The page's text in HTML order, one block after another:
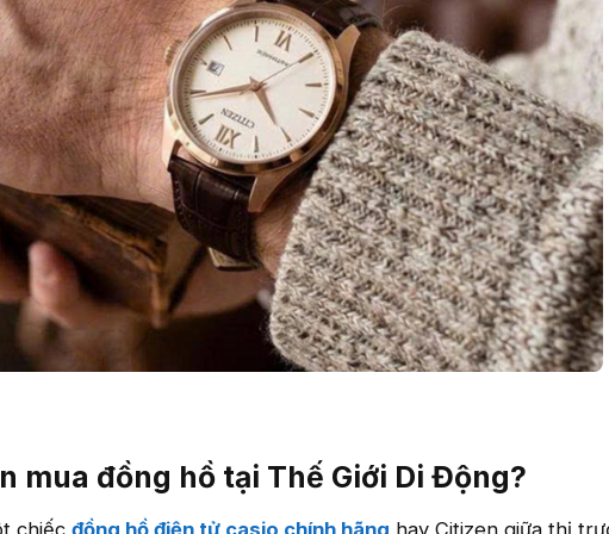
mua đồng hồ tại Thế Giới Di Động?
chiếc đồng hồ điện tử casio chính hãng hay Citizen giữa thị